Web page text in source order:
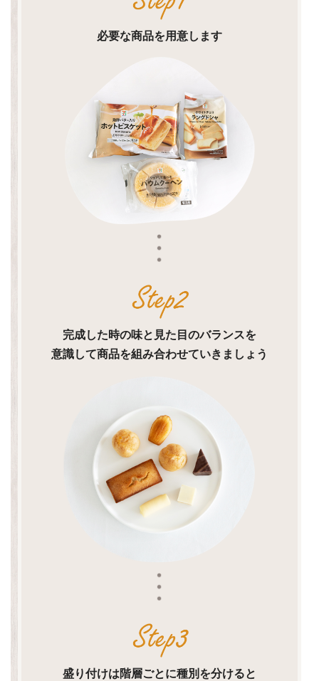
必要な商品を用意します
完成した時の味と見た目のバランスを
意識して商品を組み合わせていきましょう
盛り付けは階層ごとに種別を分けると